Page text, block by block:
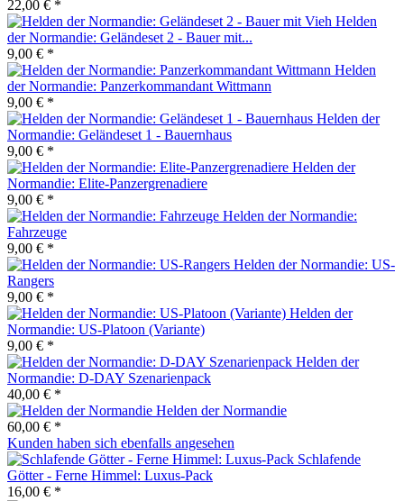
22,00 € *
Helden
der Normandie: Geländeset 2 - Bauer mit...
9,00 € *
Helden
der Normandie: Panzerkommandant Wittmann
9,00 € *
Helden der
Normandie: Geländeset 1 - Bauernhaus
9,00 € *
Helden der
Normandie: Elite-Panzergrenadiere
9,00 € *
Helden der Normandie:
Fahrzeuge
9,00 € *
Helden der Normandie: US-
Rangers
9,00 € *
Helden der
Normandie: US-Platoon (Variante)
9,00 € *
Helden der
Normandie: D-DAY Szenarienpack
40,00 € *
Helden der Normandie
60,00 € *
Kunden haben sich ebenfalls angesehen
Schlafende
Götter - Ferne Himmel: Luxus-Pack
16,00 € *